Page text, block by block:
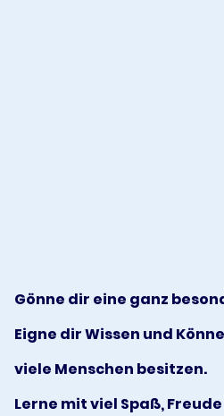
Gönne dir eine ganz
Eigne dir Wissen und
viele Menschen besitzen.
Lerne mit viel Spaß,